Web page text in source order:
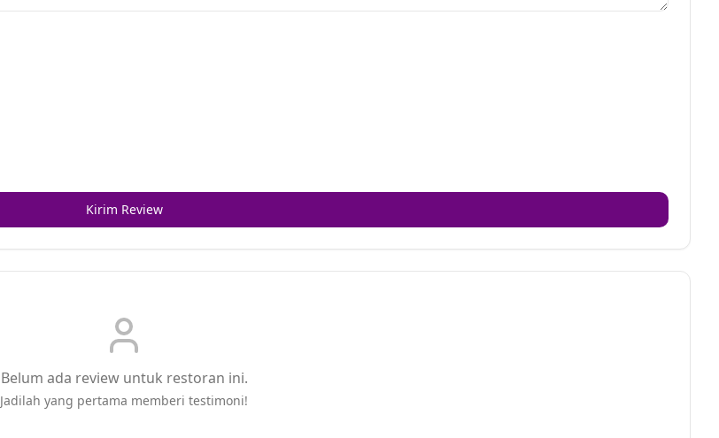
Kirim Review
Belum ada review untuk restoran ini.
Jadilah yang pertama memberi testimoni!